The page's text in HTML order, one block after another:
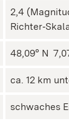
2,4
48,09° N ㅤ
ca. 12 km
schwaches